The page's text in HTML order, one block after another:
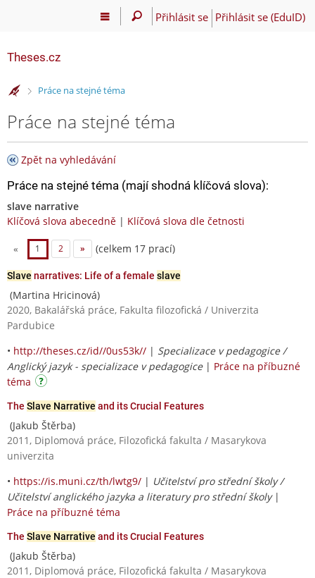
Přihlásit se Přihlásit se (EduID)
Theses.cz
>Práce na stejné téma
Práce na stejné téma
Zpět na vyhledávání
Práce na stejné téma (mají shodná klíčová slova):
slave narrative
Klíčová slova abecedně | Klíčová slova dle četnosti
« 1 2 » (celkem 17 prací)
Slave narratives: Life of a female slave
(Martina Hricinová)
2020, Bakalářská práce, Fakulta filozofická / Univerzita
Pardubice
• http://theses.cz/id//0us53k// | Specializace v pedagogice /
Anglický jazyk - specializace v pedagogice| Práce na příbuzné
téma
The Slave Narrative and its Crucial Features
(Jakub Štěrba)
2011, Diplomová práce, Filozofická fakulta / Masarykova
univerzita
• https://is.muni.cz/th/lwtg9/ | Učitelství pro střední školy /
Učitelství anglického jazyka a literatury pro střední školy|
Práce na příbuzné téma
The Slave Narrative and its Crucial Features
(Jakub Štěrba)
2011, Diplomová práce, Filozofická fakulta / Masarykova